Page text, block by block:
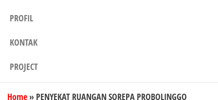
PROFIL
KONTAK
PROJECT
Home » PENYEKAT RUANGAN SOREPA PROBOLINGGO